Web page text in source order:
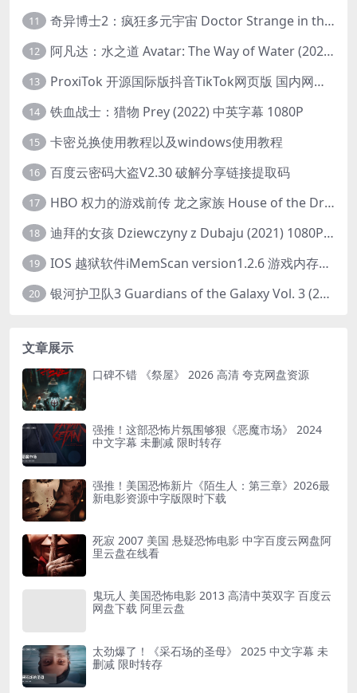
11 奇异博士2：疯狂多元宇宙 Doctor Strange in the Multiverse of Madness (2022) 高清版1080p
12 阿凡达：水之道 Avatar: The Way of Water (2022) 1080p 2k 4k 中文字幕
13 ProxiTok 开源国际版抖音TikTok网页版 国内网络直连
14 铁血战士：猎物 Prey (2022) 中英字幕 1080P
15 卡密兑换使用教程以及windows使用教程
16 百度云密码大盗V2.30 破解分享链接提取码
17 HBO 权力的游戏前传 龙之家族 House of the Dragon (2022) 中字 1080P 更新4集
18 迪拜的女孩 Dziewczyny z Dubaju (2021) 1080P 中字
19 IOS 越狱软件iMemScan version1.2.6 游戏内存修改器
20 银河护卫队3 Guardians of the Galaxy Vol. 3 (2023)4K高清资源1080p只分享精品
文章展示
口碑不错 《祭屋》 2026 高清 夸克网盘资源
强推！这部恐怖片氛围够狠《恶魔市场》 2024
中文字幕 未删减 限时转存
强推！美国恐怖新片《陌生人：第三章》2026最
新电影资源中字版限时下载
死寂 2007 美国 悬疑恐怖电影 中字百度云网盘阿
里云盘在线看
鬼玩人 美国恐怖电影 2013 高清中英双字 百度云
网盘下载 阿里云盘
太劲爆了！《采石场的圣母》 2025 中文字幕 未
删减 限时转存